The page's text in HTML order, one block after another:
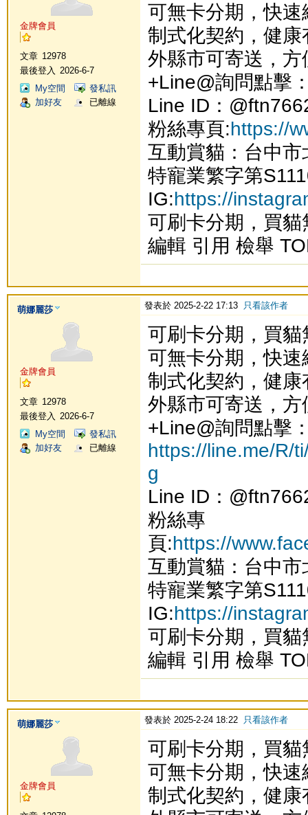
金牌會員
文章 12978
最後登入
2026-6-7
My空間
發私訊
加好友
已離線
可無卡分期，快速
制式化契約，健康
外縣市可寄送，
+Line@詢問點擊
Line ID：
粉絲專頁:https://
互動賞貓：台中
特寵業繁字第
IG:https://
可刷卡分期，買貓
編輯 引用 檢舉
萌娜麗莎
金牌會員
文章 12978
最後登入
2026-6-7
My空間
發私訊
加好友
已離線
發表於 2025-2-22 17:13 只看該作者
可刷卡分期，買貓
可無卡分期，快速
制式化契約，健康
外縣市可寄送，
+Line@詢問點擊
https://line.me/R/
g
Line ID：
粉絲專
頁:https://
互動賞貓：台中
特寵業繁字第
IG:https://
可刷卡分期，買貓
編輯 引用 檢舉
萌娜麗莎
金牌會員
發表於 2025-2-24 18:22 只看該作者
可刷卡分期，買貓
可無卡分期，快速
制式化契約，健康